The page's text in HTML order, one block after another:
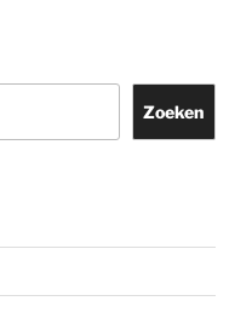
Zoeken